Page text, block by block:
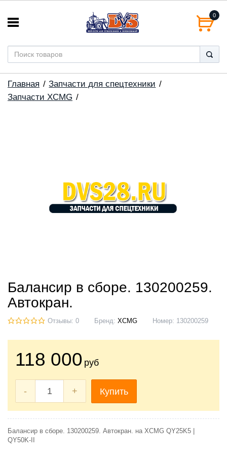
0
Главная
Запчасти для спецтехники
Запчасти XCMG
Балансир в сборе. 130200259.
Автокран.
Отзывы: 0 Бренд: XCMG Номер: 130200259
118 000 руб
- + Купить
Балансир в сборе. 130200259. Автокран. на XCMG QY25K5 |
QY50K-II